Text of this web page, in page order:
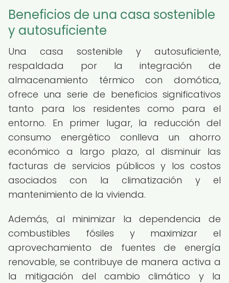
Beneficios de una casa sostenible
y autosuficiente
Una casa sostenible y autosuficiente,
respaldada por la integración de
almacenamiento térmico con domótica,
ofrece una serie de beneficios significativos
tanto para los residentes como para el
entorno. En primer lugar, la reducción del
consumo energético conlleva un ahorro
económico a largo plazo, al disminuir las
facturas de servicios públicos y los costos
asociados con la climatización y el
mantenimiento de la vivienda.
Además, al minimizar la dependencia de
combustibles fósiles y maximizar el
aprovechamiento de fuentes de energía
renovable, se contribuye de manera activa a
la mitigación del cambio climático y la